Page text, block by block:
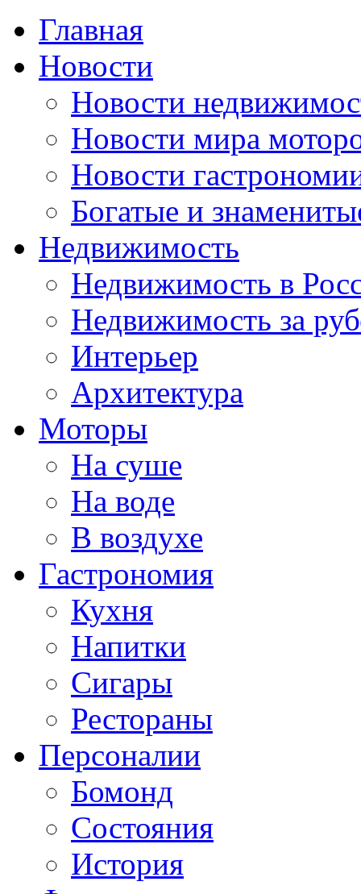
Главная
Новости
Новости
Новости мира
Новости
Богатые и
Недвижимость
Недвижимость в
Недвижимость за
Интерьер
Архитектура
Моторы
На суше
На воде
В воздухе
Гастрономия
Кухня
Напитки
Сигары
Рестораны
Персоналии
Бомонд
Состояния
История